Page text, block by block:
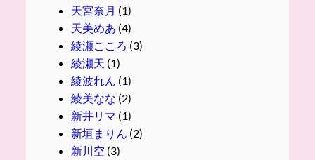
天宮奈月 (1)
天美めあ (4)
綾瀬こころ (3)
綾瀬天 (1)
綾波れん (1)
綾美なな (2)
新井リマ (1)
新垣まりん (2)
新川空 (3)